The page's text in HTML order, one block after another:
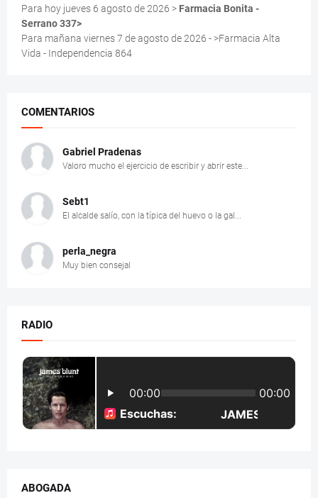
Para hoy jueves 6 agosto de 2026 > Farmacia Bonita -
Serrano 337>
Para mañana viernes 7 de agosto de 2026 - >Farmacia Alta
Vida - Independencia 864
COMENTARIOS
Gabriel Pradenas
Valoro mucho el ejercicio de escribir y abrir este...
Sebt1
El alcalde salío, con la típica del huevo o la gal...
perla_negra
Muy bien consejal
RADIO
ABOGADA